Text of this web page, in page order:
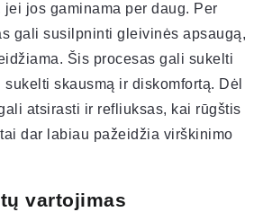
jos gaminama per daug. Per
gali susilpninti gleivinės apsaugą,
Šis procesas gali sukelti
skausmą ir diskomfortą. Dėl
atsirasti ir refliuksas, kai rūgštis
dar labiau pažeidžia virškinimo
vartojimas